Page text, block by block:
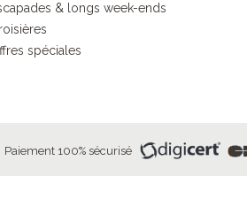
& longs week-ends
spéciales
Paiement 100% sécurisé